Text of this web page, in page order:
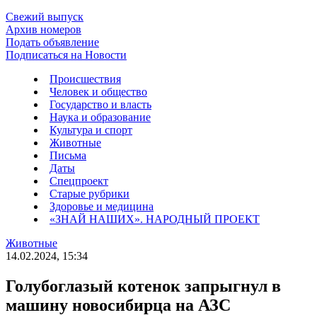
Свежий выпуск
Архив номеров
Подать объявление
Подписаться на Новости
Происшествия
Человек и общество
Государство и власть
Наука и образование
Культура и спорт
Животные
Письма
Даты
Спецпроект
Старые рубрики
Здоровье и медицина
«ЗНАЙ НАШИХ». НАРОДНЫЙ ПРОЕКТ
Животные
14.02.2024, 15:34
Голубоглазый котенок запрыгнул в
машину новосибирца на АЗС